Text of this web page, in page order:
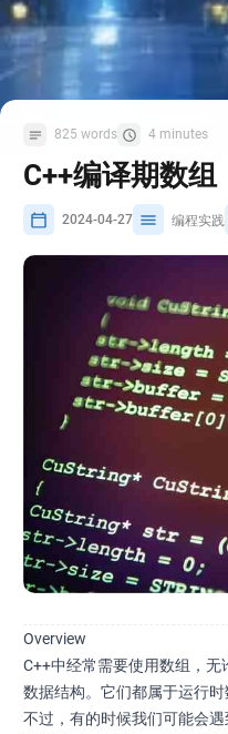
825 words 4 minutes
C++编译期数组
2024-04-27 编程实践
Overview
C++中经常需要使用数组，
数据结构。它们都属于运行时
不过，有的时候我们可能会